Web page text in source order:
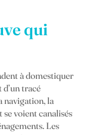
qui
à domestiquer
tracé
navigation, la
voient canalisés
Les